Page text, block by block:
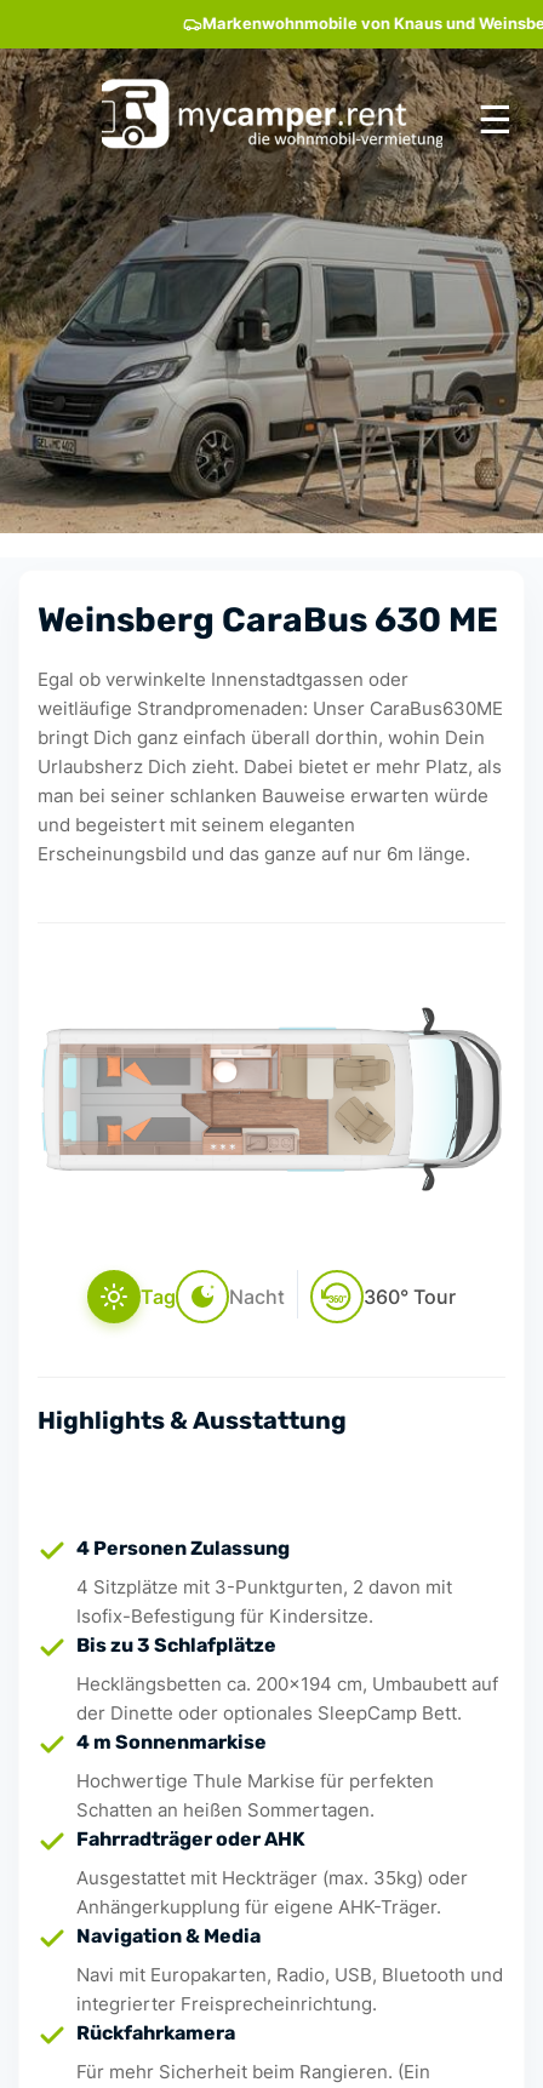
Markenwohnmobile von Knaus und Weinsberg
☰
Weinsberg CaraBus 630 ME
Egal ob verwinkelte Innenstadtgassen oder
weitläufige Strandpromenaden: Unser CaraBus630ME
bringt Dich ganz einfach überall dorthin, wohin Dein
Urlaubsherz Dich zieht. Dabei bietet er mehr Platz, als
man bei seiner schlanken Bauweise erwarten würde
und begeistert mit seinem eleganten
Erscheinungsbild und das ganze auf nur 6m länge.
Tag Nacht 360° 360° Tour
Highlights & Ausstattung
4 Personen Zulassung
4 Sitzplätze mit 3-Punktgurten, 2 davon mit
Isofix-Befestigung für Kindersitze.
Bis zu 3 Schlafplätze
Hecklängsbetten ca. 200x194 cm, Umbaubett auf
der Dinette oder optionales SleepCamp Bett.
4 m Sonnenmarkise
Hochwertige Thule Markise für perfekten
Schatten an heißen Sommertagen.
Fahrradträger oder AHK
Ausgestattet mit Heckträger (max. 35kg) oder
Anhängerkupplung für eigene AHK-Träger.
Navigation & Media
Navi mit Europakarten, Radio, USB, Bluetooth und
integrierter Freisprecheinrichtung.
Rückfahrkamera
Für mehr Sicherheit beim Rangieren. (Ein